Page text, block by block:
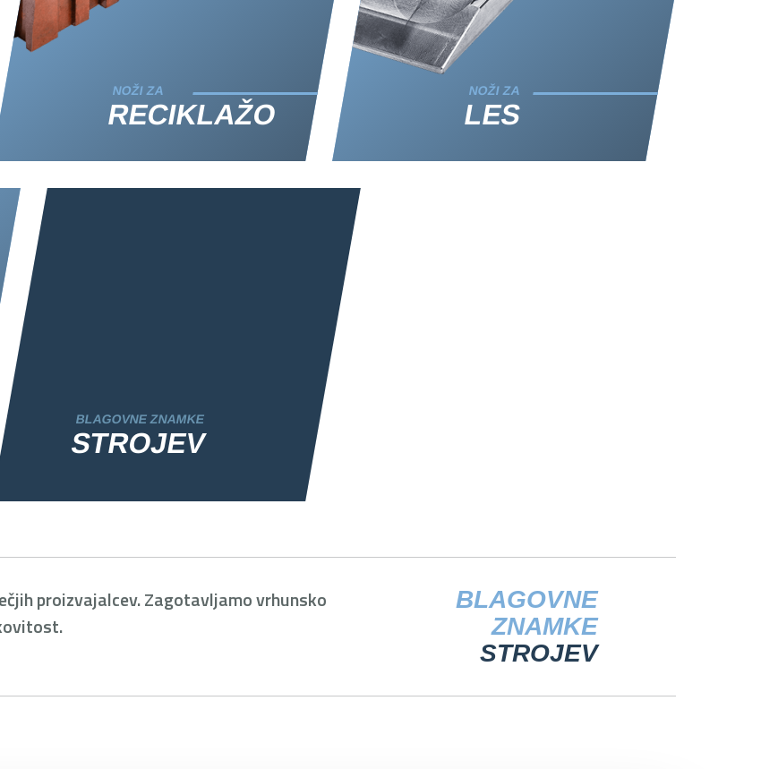
NOŽI ZA
RECIKLAŽO
NOŽI ZA
LES
BLAGOVNE ZNAMKE
STROJEV
BLAGOVNE
ZNAMKE
STROJEV
proizvajalcev. Zagotavljamo vrhunsko